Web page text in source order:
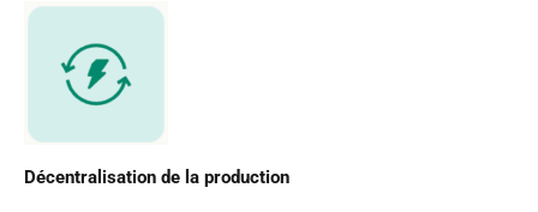
Décentralisation de la production